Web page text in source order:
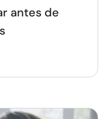
antes de